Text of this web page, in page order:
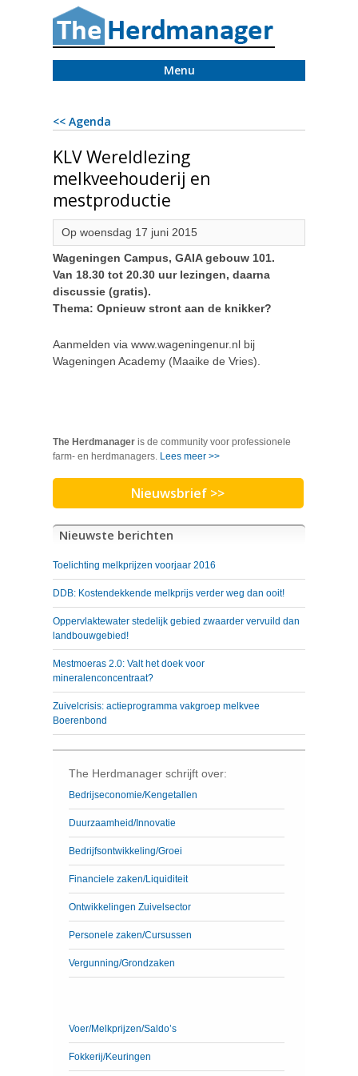
Menu
<< Agenda
KLV Wereldlezing
melkveehouderij en
mestproductie
Op woensdag 17 juni 2015
Wageningen Campus, GAIA gebouw 101.
Van 18.30 tot 20.30 uur lezingen, daarna
discussie (gratis).
Thema: Opnieuw stront aan de knikker?
Aanmelden via www.wageningenur.nl bij
Wageningen Academy (Maaike de Vries).
The Herdmanager is de community voor professionele
farm- en herdmanagers. Lees meer >>
Nieuwsbrief >>
Nieuwste berichten
Toelichting melkprijzen voorjaar 2016
DDB: Kostendekkende melkprijs verder weg dan ooit!
Oppervlaktewater stedelijk gebied zwaarder vervuild dan
landbouwgebied!
Mestmoeras 2.0: Valt het doek voor
mineralenconcentraat?
Zuivelcrisis: actieprogramma vakgroep melkvee
Boerenbond
The Herdmanager schrijft over:
Bedrijseconomie/Kengetallen
Duurzaamheid/Innovatie
Bedrijfsontwikkeling/Groei
Financiele zaken/Liquiditeit
Ontwikkelingen Zuivelsector
Personele zaken/Cursussen
Vergunning/Grondzaken
Voer/Melkprijzen/Saldo’s
Fokkerij/Keuringen